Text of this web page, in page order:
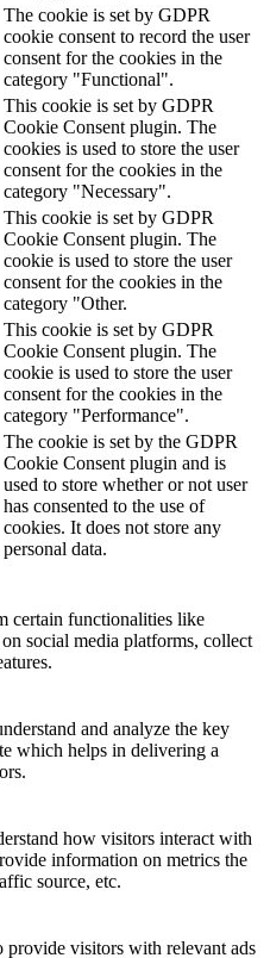
The cookie is set by GDPR
cookie consent to record the user
consent for the cookies in the
category "Functional".
This cookie is set by GDPR
Cookie Consent plugin. The
cookies is used to store the user
consent for the cookies in the
category "Necessary".
This cookie is set by GDPR
Cookie Consent plugin. The
cookie is used to store the user
consent for the cookies in the
category "Other.
This cookie is set by GDPR
Cookie Consent plugin. The
cookie is used to store the user
consent for the cookies in the
category "Performance".
The cookie is set by the GDPR
Cookie Consent plugin and is
used to store whether or not user
has consented to the use of
cookies. It does not store any
personal data.
certain functionalities like
social media platforms, collect
and analyze the key
which helps in delivering a
how visitors interact with
information on metrics the
source, etc.
provide visitors with relevant ads